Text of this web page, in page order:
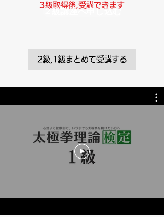
3級取得後,受講できます
２級講座へ申し込む
2級,1級まとめて受講する